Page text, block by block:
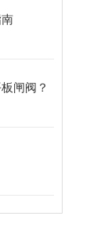
闸阀？